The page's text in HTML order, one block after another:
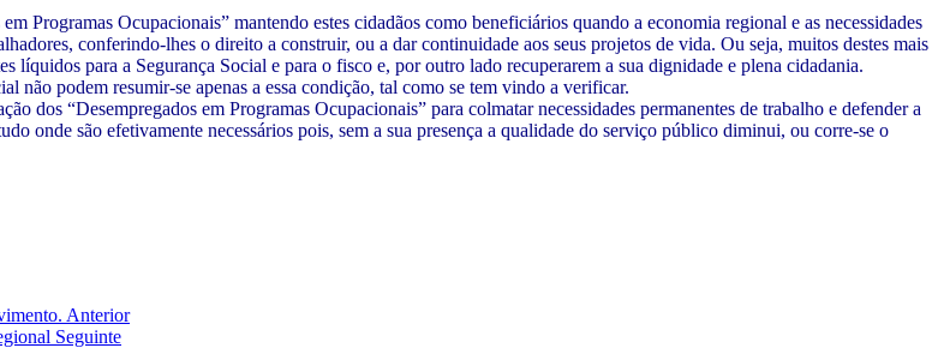
Programas Ocupacionais” mantendo estes cidadãos como beneficiários quando a economia regional e as necessidades
conferindo-lhes o direito a construir, ou a dar continuidade aos seus projetos de vida. Ou seja, muitos destes mais
líquidos para a Segurança Social e para o fisco e, por outro lado recuperarem a sua dignidade e plena cidadania.
não podem resumir-se apenas a essa condição, tal como se tem vindo a verificar.
dos “Desempregados em Programas Ocupacionais” para colmatar necessidades permanentes de trabalho e defender a
onde são efetivamente necessários pois, sem a sua presença a qualidade do serviço público diminui, ou corre-se o
Anterior
Seguinte